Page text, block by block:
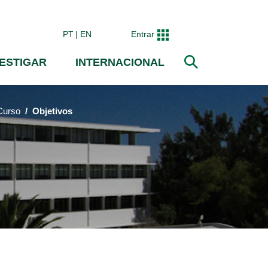
PT EN Entrar
INTERNACIONAL
Objetivos